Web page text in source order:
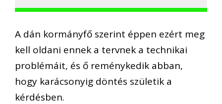
A dán kormányfő szerint éppen ezért meg
kell oldani ennek a tervnek a technikai
problémáit, és ő reménykedik abban,
hogy karácsonyig döntés születik a
kérdésben.